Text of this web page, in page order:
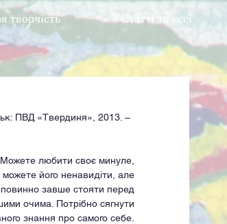
творчість Статті та есеї
ПВД «Твердиня», 2013. –
Можете любити своє минуле,
можете його ненавидіти, але
завше стояти перед
очима. Потрібно сягнути
знання про самого себе.